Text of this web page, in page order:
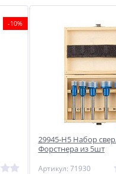
-10%
29945-H5 Набор
Форстнера из 5шт
Артикул: 71930